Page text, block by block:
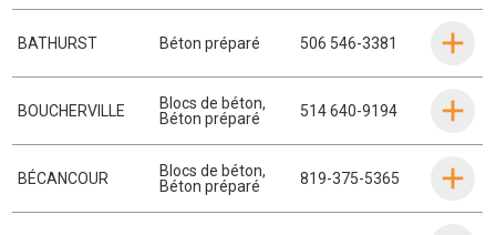
BATHURST Béton préparé 506 546-3381
BOUCHERVILLE Blocs de béton,
Béton préparé
514 640-9194
BÉCANCOUR Blocs de béton,
Béton préparé
819-375-5365